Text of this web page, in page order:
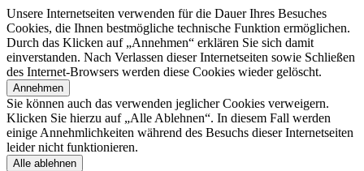
Unsere Internetseiten verwenden für die Dauer Ihres Besuches
Cookies, die Ihnen bestmögliche technische Funktion ermöglichen.
Durch das Klicken auf „Annehmen“ erklären Sie sich damit
einverstanden. Nach Verlassen dieser Internetseiten sowie Schließen
des Internet-Browsers werden diese Cookies wieder gelöscht.
Annehmen
Sie können auch das verwenden jeglicher Cookies verweigern.
Klicken Sie hierzu auf „Alle Ablehnen“. In diesem Fall werden
einige Annehmlichkeiten während des Besuchs dieser Internetseiten
leider nicht funktionieren.
Alle ablehnen